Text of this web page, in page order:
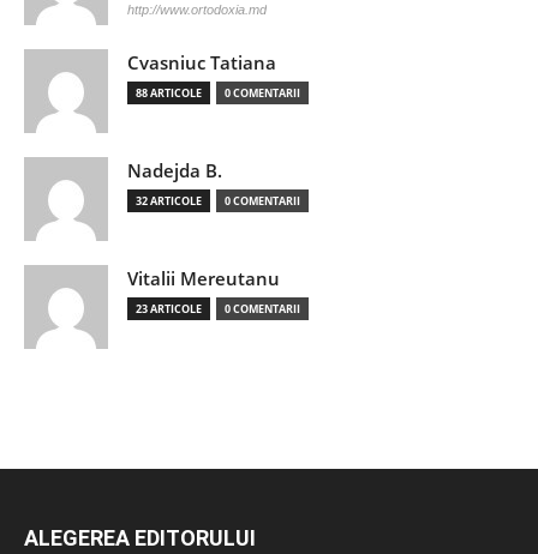
http://www.ortodoxia.md
Cvasniuc Tatiana
88 ARTICOLE 0 COMENTARII
Nadejda B.
32 ARTICOLE 0 COMENTARII
Vitalii Mereutanu
23 ARTICOLE 0 COMENTARII
ALEGEREA EDITORULUI